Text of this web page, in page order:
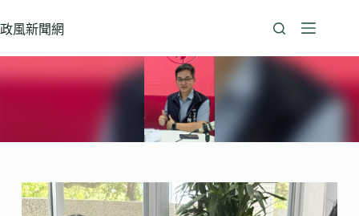
至
政風新聞網